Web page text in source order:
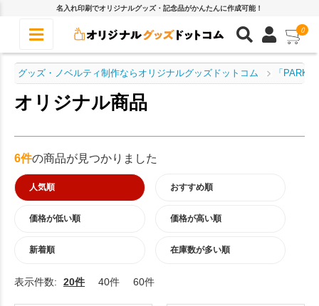
名入れ印刷でオリジナルグッズ・記念品がかんたんに作成可能！
0
グッズ・ノベルティ制作ならオリジナルグッズドットコム 「
オリジナル商品
6件の商品が見つかりました
人気順 おすすめ順
価格が低い順 価格が高い順
新着順 在庫数が多い順
表示件数: 20件 40件 60件